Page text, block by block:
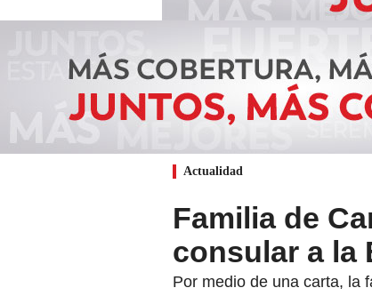
Actualidad
Familia de
consular a la
Por medio de una carta, la